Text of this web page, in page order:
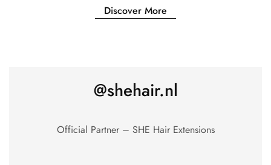
Discover More
@shehair.nl
Official Partner – SHE Hair Extensions